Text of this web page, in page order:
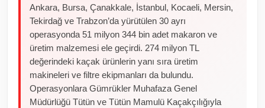
Ankara, Bursa, Çanakkale, İstanbul, Kocaeli, Mersin,
Tekirdağ ve Trabzon’da yürütülen 30 ayrı
operasyonda 51 milyon 344 bin adet makaron ve
üretim malzemesi ele geçirdi. 274 milyon TL
değerindeki kaçak ürünlerin yanı sıra üretim
makineleri ve filtre ekipmanları da bulundu.
Operasyonlara Gümrükler Muhafaza Genel
Müdürlüğü Tütün ve Tütün Mamulü Kaçakçılığıyla